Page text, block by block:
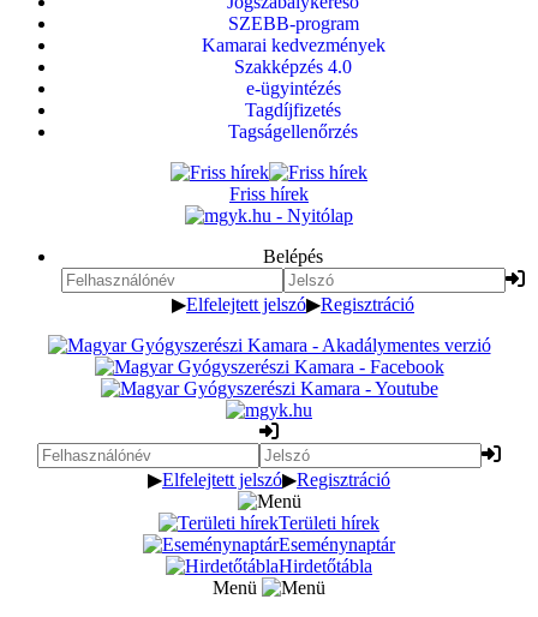
SZEBB-program
Kamarai kedvezmények
Szakképzés 4.0
e-ügyintézés
Tagdíjfizetés
Tagságellenőrzés
Friss hírek
Belépés
▶Elfelejtett jelszó▶Regisztráció
▶Elfelejtett jelszó▶Regisztráció
Területi hírek
Eseménynaptár
Hirdetőtábla
Menü